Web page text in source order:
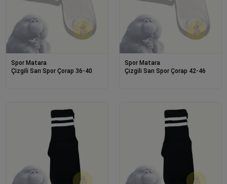
Spor Matara
Çizgili Sarı Spor Çorap 36-40
Spor Matara
Çizgili Sarı Spor Çorap 42-46